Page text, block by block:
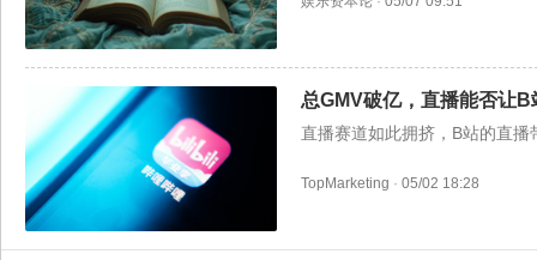
总GMV破亿，直播能否让B
直播赛道如此拥挤，B站的直播
TopMarketing · 05/02 18:28